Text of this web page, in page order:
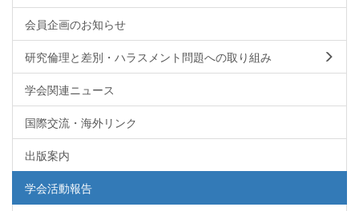
会員企画のお知らせ
研究倫理と差別・ハラスメント問題への取り組み
学会関連ニュース
国際交流・海外リンク
出版案内
学会活動報告